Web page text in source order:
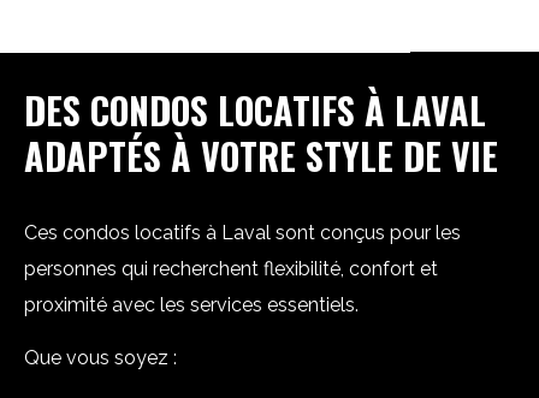
DES CONDOS LOCATIFS À LAVAL
ADAPTÉS À VOTRE STYLE DE VIE
Ces condos locatifs à Laval sont conçus pour les
personnes qui recherchent flexibilité, confort et
proximité avec les services essentiels.
Que vous soyez :